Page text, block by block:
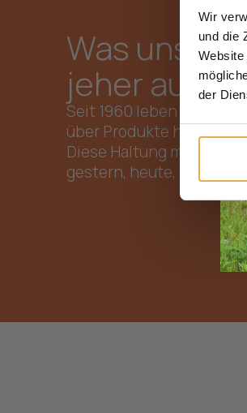
Wir
und die
der
Was uns
jeher
Seit 1960 leben wir
über Produkte
Diese Haltung macht uns
gestern, heute, morgen.